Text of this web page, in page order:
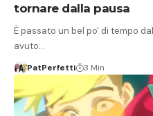
tornare dalla pausa
È passato un bel po' di tempo
avuto…
PatPerfetti 3 Min